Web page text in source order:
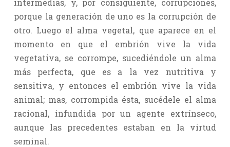
intermedias, y, por consiguiente, corrupciones,
porque la generación de uno es la corrupción de
otro. Luego el alma vegetal, que aparece en el
momento en que el embrión vive la vida
vegetativa, se corrompe, sucediéndole un alma
más perfecta, que es a la vez nutritiva y
sensitiva, y entonces el embrión vive la vida
animal; mas, corrompida ésta, sucédele el alma
racional, infundida por un agente extrínseco,
aunque las precedentes estaban en la virtud
seminal.